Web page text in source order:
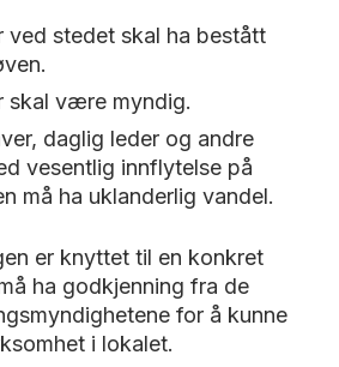
ved stedet skal ha bestått
skal være myndig.
daglig leder og andre
vesentlig innflytelse på
må ha uklanderlig vandel.
er knyttet til en konkret
ha godkjenning fra de
for å kunne
i lokalet.